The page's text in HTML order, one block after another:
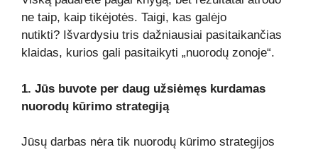
ne taip, kaip tikėjotės. Taigi, kas galėjo
nutikti? Išvardysiu tris dažniausiai pasitaikančias
klaidas, kurios gali pasitaikyti „nuorodų zonoje“.
1. Jūs buvote per daug užsiėmęs kurdamas
nuorodų kūrimo strategiją
Jūsų darbas nėra tik nuorodų kūrimo strategijos